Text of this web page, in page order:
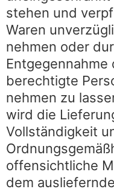
stehen und
Waren
nehmen oder
Entgegennahme
berechtigte
nehmen zu
wird die
Vollständigkeit
offensichtliche
dem